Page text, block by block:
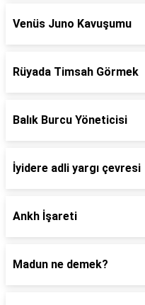
Venüs Juno Kavuşumu
Rüyada Timsah Görmek
Balık Burcu Yöneticisi
İyidere adli yargı çevresi
Ankh İşareti
Madun ne demek?